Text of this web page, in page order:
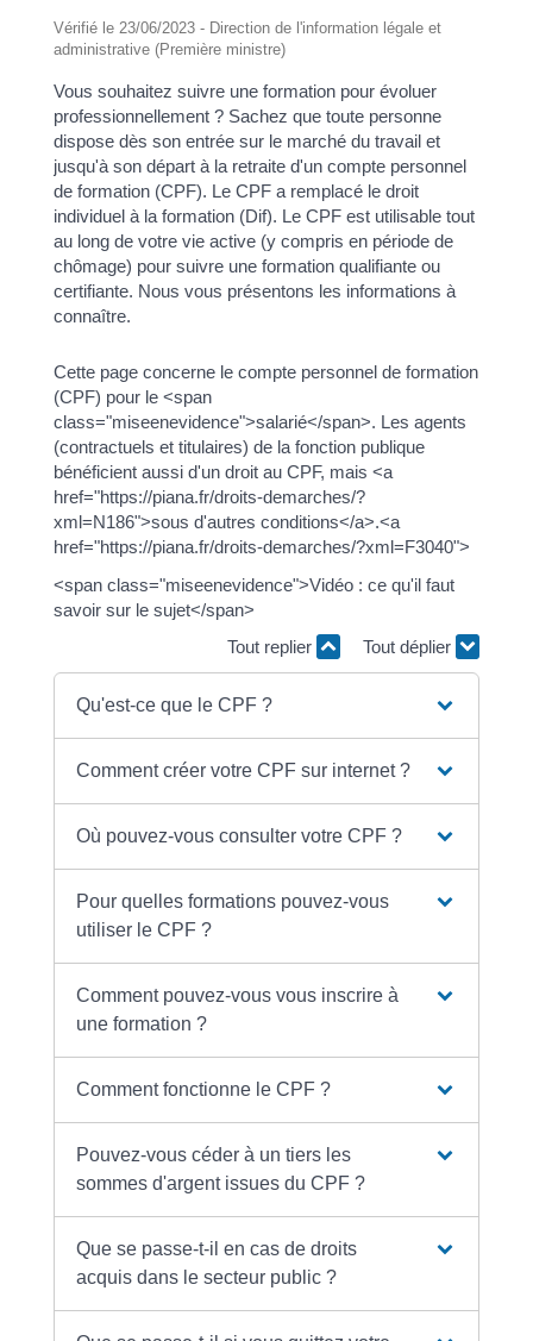
Vérifié le 23/06/2023 - Direction de l'information légale et
administrative (Première ministre)
Vous souhaitez suivre une formation pour évoluer
professionnellement ? Sachez que toute personne
dispose dès son entrée sur le marché du travail et
jusqu'à son départ à la retraite d'un compte personnel
de formation (CPF). Le CPF a remplacé le droit
individuel à la formation (Dif). Le CPF est utilisable tout
au long de votre vie active (y compris en période de
chômage) pour suivre une formation qualifiante ou
certifiante. Nous vous présentons les informations à
connaître.
Cette page concerne le compte personnel de formation
(CPF) pour le <span
class="miseenevidence">salarié</span>. Les agents
(contractuels et titulaires) de la fonction publique
bénéficient aussi d'un droit au CPF, mais <a
href="https://piana.fr/droits-demarches/?
xml=N186">sous d'autres conditions</a>.<a
href="https://piana.fr/droits-demarches/?xml=F3040">
<span class="miseenevidence">Vidéo : ce qu'il faut
savoir sur le sujet</span>
Tout replier
Tout déplier
Qu'est-ce que le CPF ?
Comment créer votre CPF sur internet ?
Où pouvez-vous consulter votre CPF ?
Pour quelles formations pouvez-vous
utiliser le CPF ?
Comment pouvez-vous vous inscrire à
une formation ?
Comment fonctionne le CPF ?
Pouvez-vous céder à un tiers les
sommes d'argent issues du CPF ?
Que se passe-t-il en cas de droits
acquis dans le secteur public ?